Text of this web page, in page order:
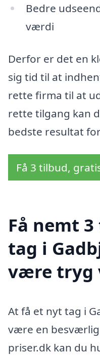
Bedre
værdi
Derfor er det en
sig tid til at
rette firma til at
rette tilgang kan
bedste resultat
Få 3 tilbud,
Få nemt
tag i
være tryg
At få et nyt tag i
være en
priser.dk kan du